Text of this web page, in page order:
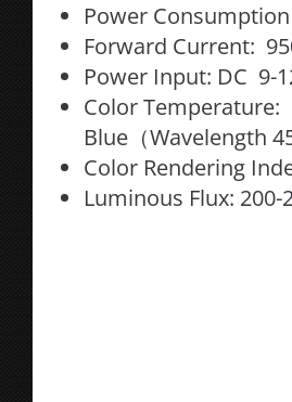
Power
Forward Current:
Power Input: DC 9-
Color Temperature:
Blue（Wavelength
Color Rendering
Luminous Flux: 200-